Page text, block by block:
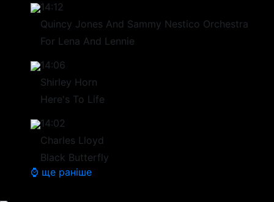
14:12
Quincy Jones And Sammy Nestico Orchestra
For Lena And Lennie
14:06
Shirley Horn
Here's To Life
14:02
Charles Lloyd
Black Butterfly
⌚ ще раніше